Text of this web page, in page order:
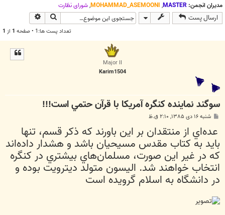
مدیران انجمن: MASTER
,
MOHAMMAD_ASEMOONI
,شوراي نظارت
ارسال پست جستجو
تعداد پست ها:1 • صفحه 1 از 1
Major II
Karim1504
سوگند نماينده كنگره آمريكا با قرآن حتمي است!!!
ت
شنبه ۱۶ دی ۱۳۸۵, ۲:۱۰ ق.ظ
عده‌اي از منتقدان بر اين باورند كه ذكر قسم، تنها
بايد به كتاب مقدس مسيحيان باشد و هشدار داده‌اند
كه در غير اين صورت، مسلمان‌هاي بيشتري در كنگره
انتخاب خواهند شد. اليسون متولد ديترويت بوده و
در دانشگاه به اسلام گرويده است